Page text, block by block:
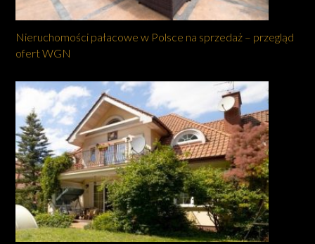
Nieruchomości pałacowe w Polsce na sprzedaż – przegląd
ofert WGN